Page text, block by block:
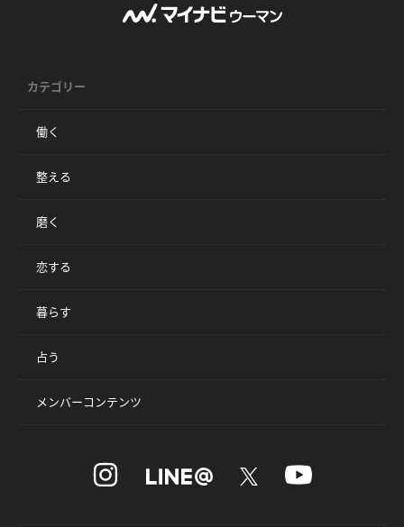
カテゴリー
働く
整える
磨く
恋する
暮らす
占う
メンバーコンテンツ